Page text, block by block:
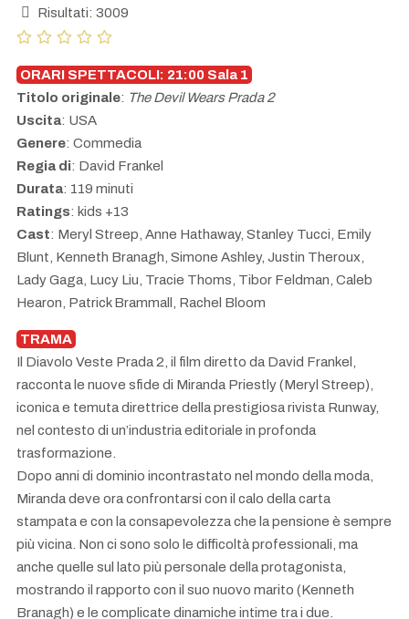
Risultati: 3009
ORARI SPETTACOLI: 21:00 Sala 1
Titolo originale: The Devil Wears Prada 2
Uscita: USA
Genere: Commedia
Regia di: David Frankel
Durata: 119 minuti
Ratings: kids +13
Cast: Meryl Streep, Anne Hathaway, Stanley Tucci, Emily
Blunt, Kenneth Branagh, Simone Ashley, Justin Theroux,
Lady Gaga, Lucy Liu, Tracie Thoms, Tibor Feldman, Caleb
Hearon, Patrick Brammall, Rachel Bloom
TRAMA
Il Diavolo Veste Prada 2, il film diretto da David Frankel,
racconta le nuove sfide di Miranda Priestly (Meryl Streep),
iconica e temuta direttrice della prestigiosa rivista Runway,
nel contesto di un’industria editoriale in profonda
trasformazione.
Dopo anni di dominio incontrastato nel mondo della moda,
Miranda deve ora confrontarsi con il calo della carta
stampata e con la consapevolezza che la pensione è sempre
più vicina. Non ci sono solo le difficoltà professionali, ma
anche quelle sul lato più personale della protagonista,
mostrando il rapporto con il suo nuovo marito (Kenneth
Branagh) e le complicate dinamiche intime tra i due.